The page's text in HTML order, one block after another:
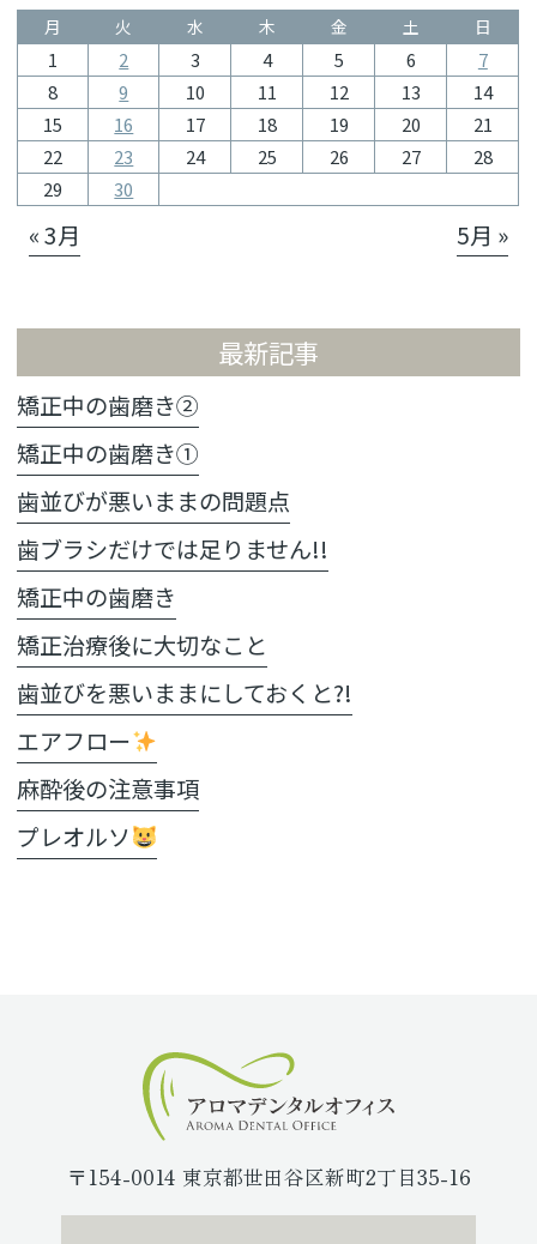
月 火 水 木 金 土 日
1 2 3 4 5 6
7
8
9 10 11 12 13
14
15
16 17 18 19 20
21
22
23 24 25 26 27
28
29
30
« 3月 5月 »
最新記事
矯正中の歯磨き②
矯正中の歯磨き①
歯並びが悪いままの問題点
歯ブラシだけでは足りません!!
矯正中の歯磨き
矯正治療後に大切なこと
歯並びを悪いままにしておくと?!
エアフロー
麻酔後の注意事項
プレオルソ
〒154-0014 東京都世田谷区新町2丁目35-16